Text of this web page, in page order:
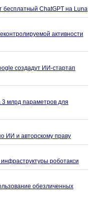
бесплатный ChatGPT на Luna
активности
создадут ИИ-стартап
млрд параметров для
ИИ и авторскому праву
роботакси
обезличенных